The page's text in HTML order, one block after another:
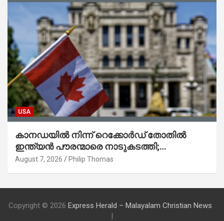
USA
കാനഡയിൽ നിന്ന് റെക്കോർഡ് തോതിൽ
ഇന്ത്യൻ പൗരന്മാരെ നാടുകടത്തി;
ആറുമാസത്തിനിടെ 3,323 പേർ
August 7, 2026 Philip Thomas
Copyright © 2026 Express Herald – Malayalam Christian News